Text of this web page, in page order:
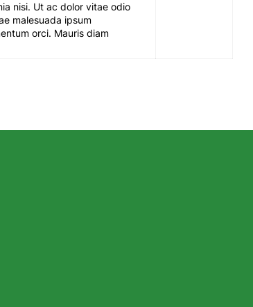
nisi. Ut ac dolor vitae odio
malesuada ipsum
orci. Mauris diam